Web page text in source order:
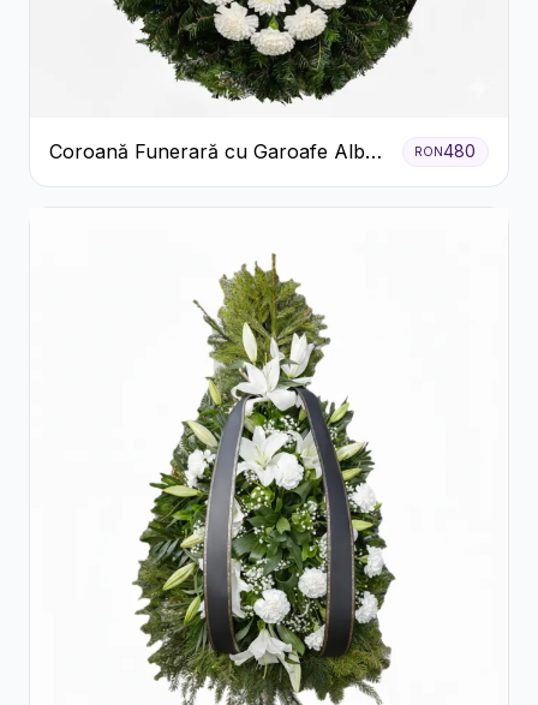
Coroană Funerară cu Garoafe Albe
și Crizanteme
RON480